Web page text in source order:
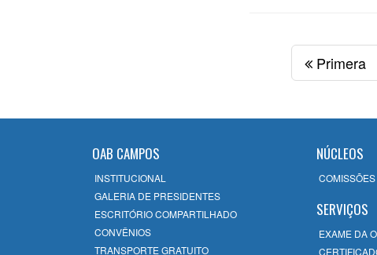
Primera
OAB CAMPOS
INSTITUCIONAL
GALERIA DE PRESIDENTES
ESCRITÓRIO COMPARTILHADO
CONVÊNIOS
TRANSPORTE GRATUITO
NÚCLEOS
COMISSÕES
SERVIÇOS
EXAME DA